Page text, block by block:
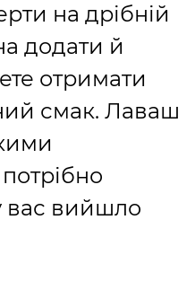
на дрібній
додати й
отримати
смак. Лаваш
вас вийшло